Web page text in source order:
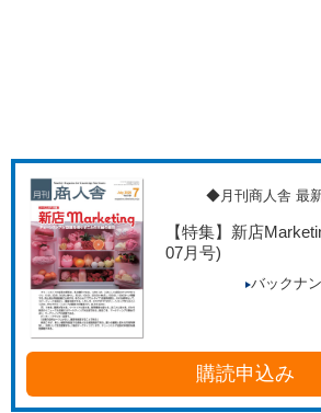
◆月刊商人舎 最
【特集】新店
07月号)
バックナ
購読申込み